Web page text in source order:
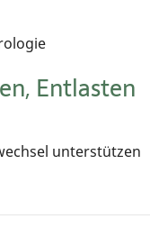
Entlasten
unterstützen